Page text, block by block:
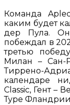
Команда
каким будет
дер Пула. Он
побеждал в
третью
Милан – Сан-
Тиррено-
календаре
Classic, Гент –
Туре